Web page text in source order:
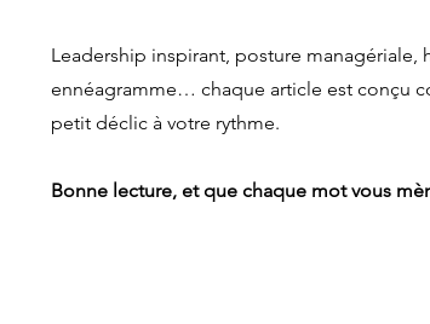
Leadership inspirant, posture managériale,
ennéagramme… chaque article est conçu
petit déclic à votre rythme.
Bonne lecture, et que chaque mot vous